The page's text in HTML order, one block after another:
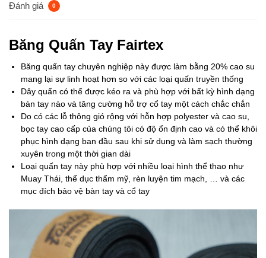
Đánh giá 0
Băng Quấn Tay Fairtex
Băng quấn tay chuyên nghiệp này được làm bằng 20% ​​cao su
mang lại sự linh hoạt hơn so với các loại quấn truyền thống
Dây quấn có thể được kéo ra và phù hợp với bất kỳ hình dạng
bàn tay nào và tăng cường hỗ trợ cổ tay một cách chắc chắn
Do có các lỗ thông gió rộng với hỗn hợp polyester và cao su,
bọc tay cao cấp của chúng tôi có độ ổn định cao và có thể khôi
phục hình dạng ban đầu sau khi sử dụng và làm sạch thường
xuyên trong một thời gian dài
Loại quấn tay này phù hợp với nhiều loại hình thể thao như
Muay Thái, thể dục thẩm mỹ, rèn luyện tim mạch, … và các
mục đích bảo vệ bàn tay và cổ tay